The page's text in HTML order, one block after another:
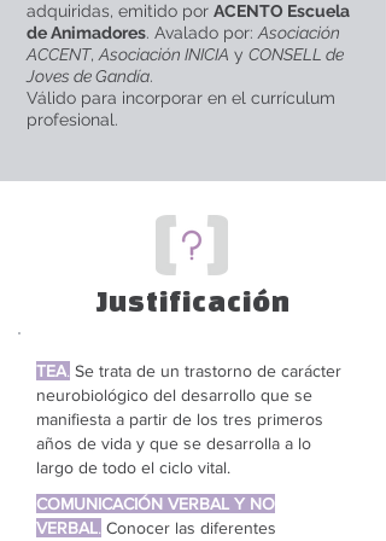
adquiridas, emitido por ACENTO Escuela
de Animadores. Avalado por: Asociación
ACCENT, Asociación INICIA y CONSELL de
Joves de Gandía.
Válido para incorporar en el currículum
profesional.
Justificación
TEA. Se trata de un trastorno de carácter
neurobiológico del desarrollo que se
manifiesta a partir de los tres primeros
años de vida y que se desarrolla a lo
largo de todo el ciclo vital.
COMUNICACIÓN VERBAL Y NO
VERBAL. Conocer las diferentes